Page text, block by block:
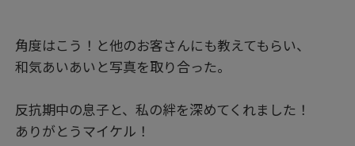
角度はこう！と他のお客さんにも教えてもらい、
和気あいあいと写真を取り合った。
反抗期中の息子と、私の絆を深めてくれました！
ありがとうマイケル！